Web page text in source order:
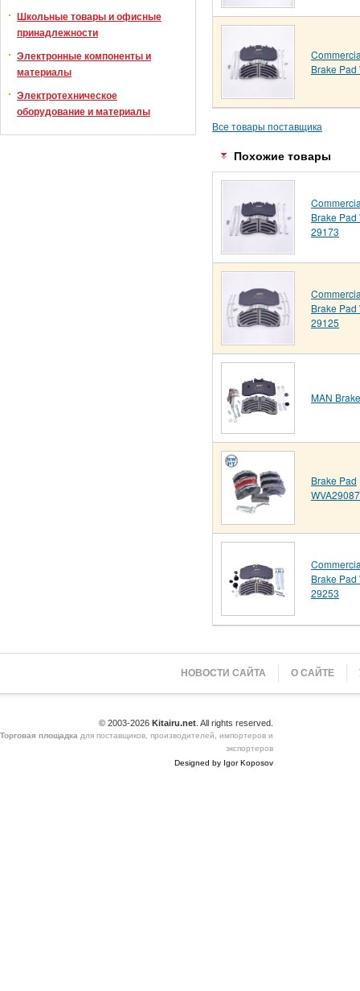
Школьные товары и офисные
принадлежности
Электронные компоненты и
материалы
Электротехническое
оборудование и материалы
Brake Pad
Все товары поставщика
Похожие товары
Brake Pad
29173
Brake Pad
29125
MAN
Brake Pad
WVA29087
Brake Pad
29253
НОВОСТИ САЙТА О САЙТЕ
© 2003-2026 Kitairu.net . All rights reserved.
Торговая площадка для поставщиков, производителей, импортеров и
экспортеров
Designed by Igor Koposov